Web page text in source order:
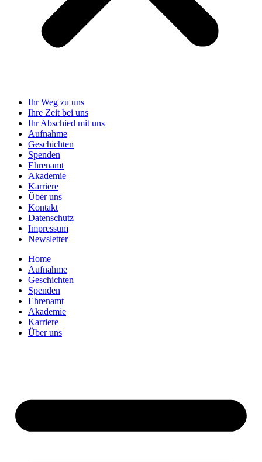
Ihr Weg zu uns
Ihre Zeit bei uns
Ihr Abschied mit uns
Aufnahme
Geschichten
Spenden
Ehrenamt
Akademie
Karriere
Über uns
Kontakt
Datenschutz
Impressum
Newsletter
Home
Aufnahme
Geschichten
Spenden
Ehrenamt
Akademie
Karriere
Über uns